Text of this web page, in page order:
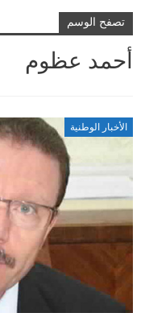
تصفح الوسم
أحمد عظوم
الأخبار الوطنية